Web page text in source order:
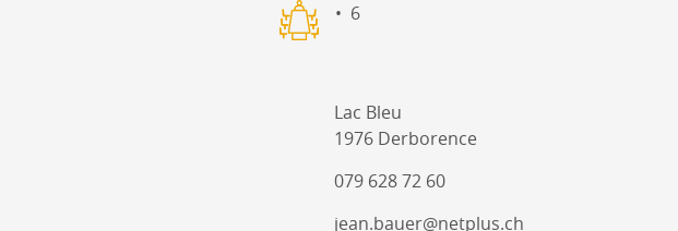
6
Lac Bleu
1976 Derborence
079 628 72 60
jean.bauer@netplus.ch